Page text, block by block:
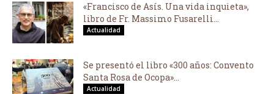
«Francisco de Asís. Una vida inquieta»,
libro de Fr. Massimo Fusarelli...
Actualidad
Se presentó el libro «300 años: Convento
Santa Rosa de Ocopa»...
Actualidad